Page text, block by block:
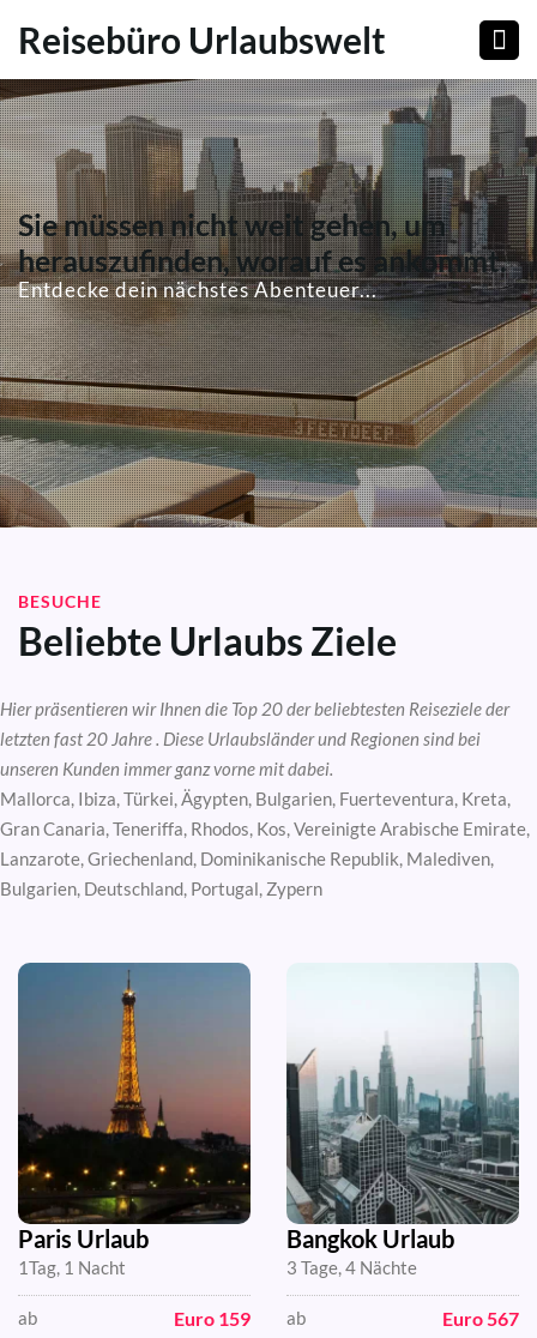
Reisebüro Urlaubswelt
Sie müssen nicht weit gehen, um
herauszufinden, worauf es ankommt.
Entdecke dein nächstes Abenteuer...
BESUCHE
Beliebte Urlaubs Ziele
Hier präsentieren wir Ihnen die Top 20 der beliebtesten Reiseziele der
letzten fast 20 Jahre . Diese Urlaubsländer und Regionen sind bei
unseren Kunden immer ganz vorne mit dabei.
Mallorca, Ibiza, Türkei, Ägypten, Bulgarien, Fuerteventura, Kreta,
Gran Canaria, Teneriffa, Rhodos, Kos, Vereinigte Arabische Emirate,
Lanzarote, Griechenland, Dominikanische Republik, Malediven,
Bulgarien, Deutschland, Portugal, Zypern
Paris Urlaub
1Tag, 1 Nacht
ab Euro 159
Bangkok Urlaub
3 Tage, 4 Nächte
ab Euro 567